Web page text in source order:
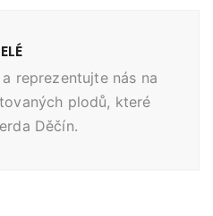
reprezentujte nás na
plodů, které
Děčín.